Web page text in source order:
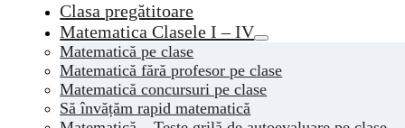
Clasa pregătitoare
Matematica Clasele I – IV
Matematică pe clase
Matematică fără profesor pe clase
Matematică concursuri pe clase
Să învățăm rapid matematică